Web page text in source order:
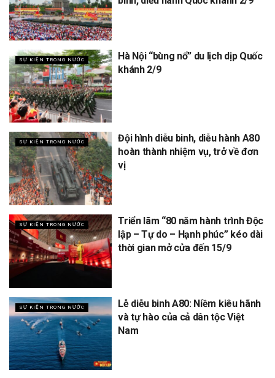
SỰ KIỆN TRONG NƯỚC
Hà Nội “bùng nổ” du lịch dịp Quốc
khánh 2/9
SỰ KIỆN TRONG NƯỚC
Đội hình diễu binh, diễu hành A80
hoàn thành nhiệm vụ, trở về đơn
vị
SỰ KIỆN TRONG NƯỚC
Triển lãm “80 năm hành trình Độc
lập – Tự do – Hạnh phúc” kéo dài
thời gian mở cửa đến 15/9
SỰ KIỆN TRONG NƯỚC
Lễ diễu binh A80: Niềm kiêu hãnh
và tự hào của cả dân tộc Việt
Nam